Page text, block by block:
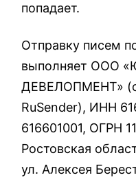
попадает.
Отправку писем
выполняет ООО
ДЕВЕЛОПМЕНТ»
RuSender), ИНН
616601001, ОГРН
Ростовская
ул. Алексея